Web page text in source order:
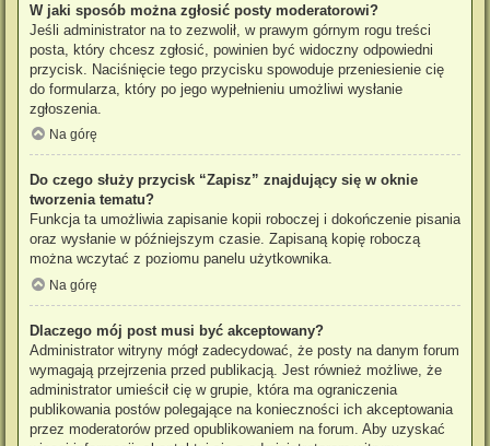
W jaki sposób można zgłosić posty moderatorowi?
Jeśli administrator na to zezwolił, w prawym górnym rogu treści
posta, który chcesz zgłosić, powinien być widoczny odpowiedni
przycisk. Naciśnięcie tego przycisku spowoduje przeniesienie cię
do formularza, który po jego wypełnieniu umożliwi wysłanie
zgłoszenia.
Na górę
Do czego służy przycisk “Zapisz” znajdujący się w oknie
tworzenia tematu?
Funkcja ta umożliwia zapisanie kopii roboczej i dokończenie pisania
oraz wysłanie w późniejszym czasie. Zapisaną kopię roboczą
można wczytać z poziomu panelu użytkownika.
Na górę
Dlaczego mój post musi być akceptowany?
Administrator witryny mógł zadecydować, że posty na danym forum
wymagają przejrzenia przed publikacją. Jest również możliwe, że
administrator umieścił cię w grupie, która ma ograniczenia
publikowania postów polegające na konieczności ich akceptowania
przez moderatorów przed opublikowaniem na forum. Aby uzyskać